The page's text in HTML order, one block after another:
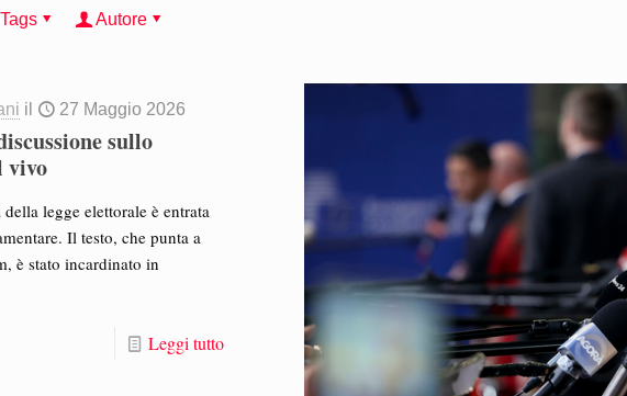
Tags Autore
il 27 Maggio 2026
sullo
vivo
legge elettorale è entrata
Il testo, che punta a
è stato incardinato in
Leggi tutto